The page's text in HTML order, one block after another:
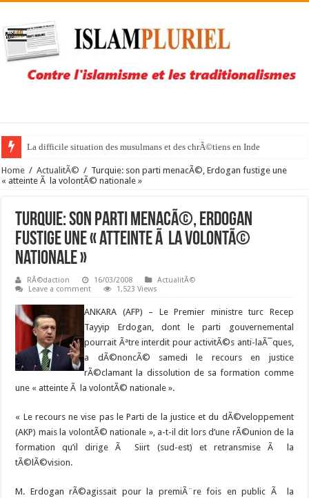
La difficile situation des musulmans et des chrÃ©tiens en Inde
NoÃ«l libre mais sous bonne garde pour la Pakistanaise Asia Bibi
Home / ActualitÃ© / Turquie: son parti menacÃ©, Erdogan fustige une
« atteinte Ã la volontÃ© nationale »
Turquie: son parti menacÃ©, Erdogan
fustige une « atteinte Ã la volontÃ©
nationale »
RÃ©daction 16/03/2008
ActualitÃ©
Leave a comment
1,523 Views
ANKARA (AFP) – Le Premier ministre turc Recep
Tayyip Erdogan, dont le parti gouvernemental
pourrait Ãªtre interdit pour activitÃ©s anti-laÃ¯ques,
a dÃ©noncÃ© samedi le recours en justice
rÃ©clamant la dissolution de sa formation comme
une « atteinte Ã la volontÃ© nationale ».
« Le recours ne vise pas le Parti de la justice et du dÃ©veloppement
(AKP) mais la volontÃ© nationale », a-t-il dit lors d’une rÃ©union de la
formation qu’il dirige Ã Siirt (sud-est) et retransmise Ã la
tÃ©lÃ©vision.
M. Erdogan rÃ©agissait pour la premiÃ¨re fois en public Ã la